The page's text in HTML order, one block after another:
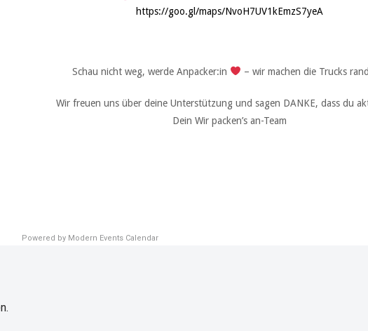
https://goo.gl/maps/NvoH7UV1kEmzS7yeA
Schau nicht weg, werde Anpacker:in – wir machen die Trucks
Wir freuen uns über deine Unterstützung und sagen DANKE, dass du
Dein Wir packen’s an-Team
Powered by Modern Events Calendar